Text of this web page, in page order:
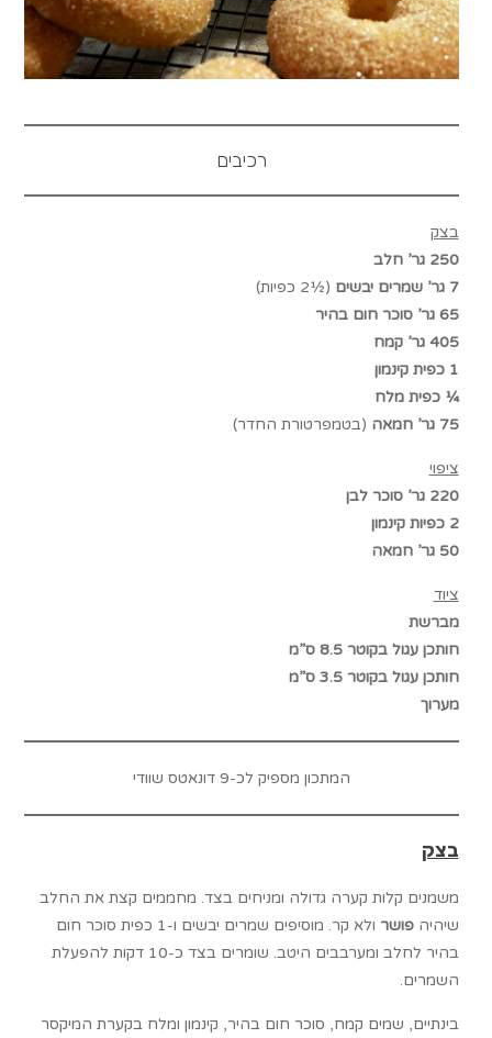
רכיבים
בצק
250 גר’ חלב
7 גר’ שמרים יבשים
(½2 כפיות)
65 גר’ סוכר חום בהיר
405 גר’ קמח
1 כפית קינמון
¼ כפית מלח
75 גר’ חמאה
(בטמפרטורת החדר)
ציפוי
220 גר’ סוכר לבן
2 כפיות קינמון
50 גר’ חמאה
ציוד
מברשת
חותכן עגול בקוטר 8.5 ס”מ
חותכן עגול בקוטר 3.5 ס”מ
מערוך
המתכון מספיק לכ-9 דונאטס שוודי
בצק
משמנים קלות קערה גדולה ומניחים בצד. מחממים קצת את החלב
שיהיהפושר
ולא קר. מוסיפים שמרים יבשים ו-1 כפית סוכר חום
בהיר לחלב ומערבבים היטב. שומרים בצד כ-10 דקות להפעלת
השמרים.
בינתיים, שמים קמח, סוכר חום בהיר, קינמון ומלח בקערת המיקסר